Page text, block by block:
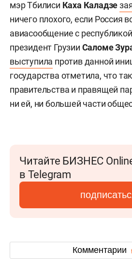
мэр Тбилиси Каха Каладзе
ничего плохого, если Россия
авиасообщение с
президент Грузии Саломе
выступила против данной
государства отметила, что
правительства и правящей
ни ей, ни большей части
Читайте БИЗНЕС
в Telegram
Комментарии